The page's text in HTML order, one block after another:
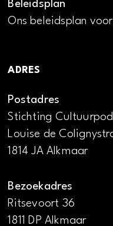
Beleidsplan
Ons beleidsplan
ADRES
Postadres
Stichting
Louise de
1814 JA Alkmaar
Bezoekadres
Ritsevoort 36
1811 DP Alkmaar